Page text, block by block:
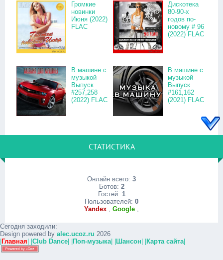
Громкие
новинки
Июня (2022)
FLAC
Дискотека
80-90-х
годов по-
новому # 96
(2022) FLAC
В машине с
музыкой
Выпуск
#257,258
(2022) FLAC
В машине с
музыкой
Выпуск
#161,162
(2021) FLAC
СТАТИСТИКА
Онлайн всего: 3
Ботов: 2
Гостей: 1
Пользователей: 0
Yandex , Google ,
Сегодня заходили:
Design powered by alec.ucoz.ru 2026
Главная Club Dance Поп-музыка| Шансон Карта сайта|